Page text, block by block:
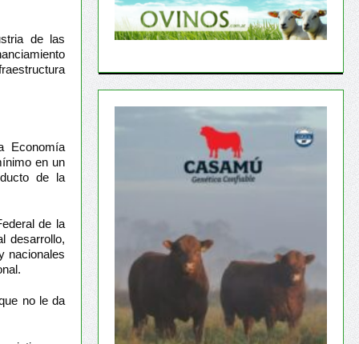
de las
Economía
en un
de la
de la
desarrollo,
nacionales
no le da